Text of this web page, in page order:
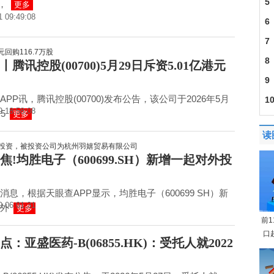
更多
09:49:08
腾讯控股(00700)5月29日斥资5.01亿港元
讯，腾讯控股(00700)发布公告，该公司于2026年5月
更多
18:58:08
!均胜电子（600699.SH）新增一起对外投
息，根据天眼查APP显示，均胜电子（600699 SH）新
更多
06:01:31
：亚盛医药-B(06855.HK)：受托人就2022
6
7
8
9
10
读
前
口